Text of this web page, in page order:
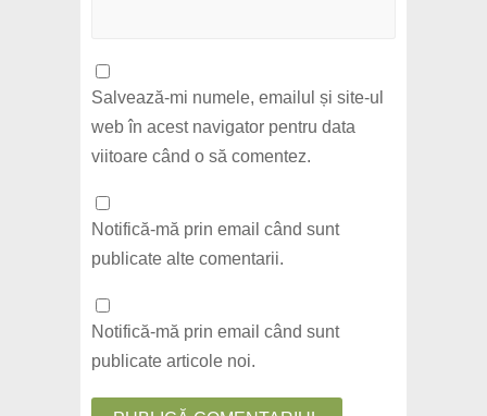
Salvează-mi numele, emailul și site-ul
web în acest navigator pentru data
viitoare când o să comentez.
Notifică-mă prin email când sunt
publicate alte comentarii.
Notifică-mă prin email când sunt
publicate articole noi.